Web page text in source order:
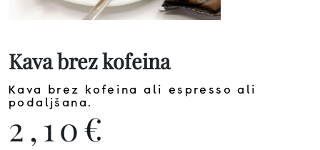
Kava brez kofeina
Kava brez kofeina ali espresso ali
podaljšana.
2,10€